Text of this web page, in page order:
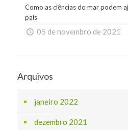
Como as ciências do mar podem
país
05 de novembro de 2021
Arquivos
janeiro 2022
dezembro 2021